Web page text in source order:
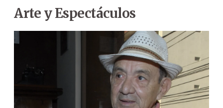
Arte y Espectáculos